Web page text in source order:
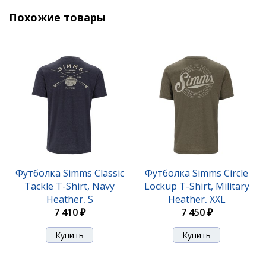
Похожие товары
Футболка Simms Classic
Tackle T-Shirt, Navy
Heather, S
7 410 ₽
Футболка Simms Circle
Lockup T-Shirt, Military
Heather, XXL
7 450 ₽